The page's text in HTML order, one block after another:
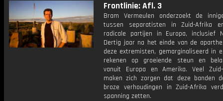
Frontlinie: Afl. 3
Bram Vermeulen onderzoekt de
tussen separatisten in Zuid-Afrika
radicale partijen in Europa, inclusief
Dertig jaar na het einde van de
deze extremisten, gemarginaliseerd in
rekenen op groeiende steun en
vanuit Europa en Amerika. Veel Zuid-
maken zich zorgen dat deze banden
broze verhoudingen in Zuid-Afrika
spanning zetten.